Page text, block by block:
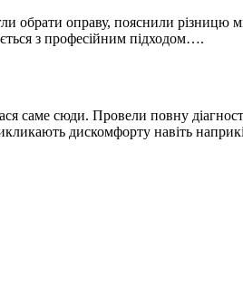
обрати оправу, пояснили різницю
з професійним підходом….
саме сюди. Провели повну
дискомфорту навіть